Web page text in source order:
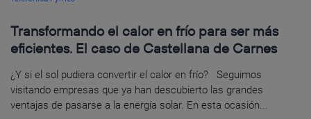
Transformando el calor en frío para ser más
eficientes. El caso de Castellana de Carnes
¿Y si el sol pudiera convertir el calor en frío? Seguimos
visitando empresas que ya han descubierto las grandes
ventajas de pasarse a la energía solar. En esta ocasión...